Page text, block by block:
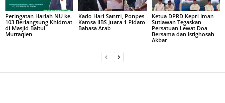
Peringatan Harlah NU ke-
103 Berlangsung Khidmat
di Masjid Baitul
Muttaqien
Kado Hari Santri, Ponpes
Kamsa IIBS Juara 1 Pidato
Bahasa Arab
Ketua DPRD Kepri Iman
Sutiawan Tegaskan
Persatuan Lewat Doa
Bersama dan Istighosah
Akbar